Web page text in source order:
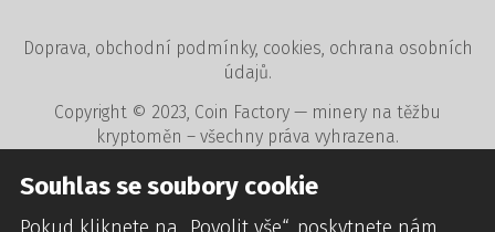
Doprava, obchodní podmínky, cookies, ochrana osobních
údajů.
Copyright © 2023, Coin Factory — minery na těžbu
kryptoměn – všechny práva vyhrazena.
Tvorba www stránek
redakční a rezervační systémy
webdesign digitální agentura CREATION.CZ
Souhlas se soubory cookie